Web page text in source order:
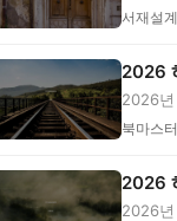
비...
서재설
2026
2026년
요...
북마스
2026
2026년